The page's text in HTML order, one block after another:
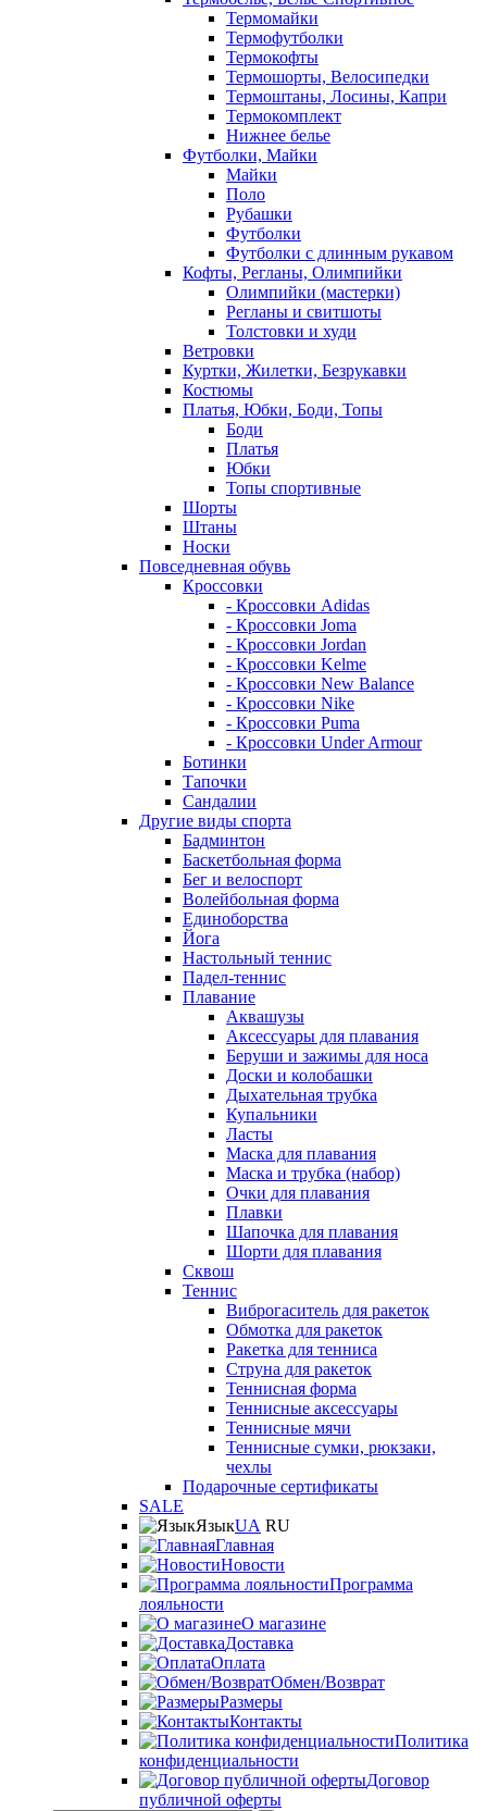
Термомайки
Термофутболки
Термокофты
Термошорты, Велосипедки
Термоштаны, Лосины, Капри
Термокомплект
Нижнее белье
Футболки, Майки
Майки
Поло
Рубашки
Футболки
Футболки с длинным рукавом
Кофты, Регланы, Олимпийки
Олимпийки (мастерки)
Регланы и свитшоты
Толстовки и худи
Ветровки
Куртки, Жилетки, Безрукавки
Костюмы
Платья, Юбки, Боди, Топы
Боди
Платья
Юбки
Топы спортивные
Шорты
Штаны
Носки
Повседневная обувь
Кроссовки
- Кроссовки Adidas
- Кроссовки Joma
- Кроссовки Jordan
- Кроссовки Kelme
- Кроссовки New Balance
- Кроссовки Nike
- Кроссовки Puma
- Кроссовки Under Armour
Ботинки
Тапочки
Сандалии
Другие виды спорта
Бадминтон
Баскетбольная форма
Бег и велоспорт
Волейбольная форма
Единоборства
Йога
Настольный теннис
Падел-теннис
Плавание
Аквашузы
Аксессуары для плавания
Беруши и зажимы для носа
Доски и колобашки
Дыхательная трубка
Купальники
Ласты
Маска для плавания
Маска и трубка (набор)
Очки для плавания
Плавки
Шапочка для плавания
Шорти для плавания
Сквош
Теннис
Виброгаситель для ракеток
Обмотка для ракеток
Ракетка для тенниса
Струна для ракеток
Теннисная форма
Теннисные аксессуары
Теннисные мячи
Теннисные сумки, рюкзаки,
чехлы
Подарочные сертификаты
SALE
ЯзыкUA RU
Главная
Новости
Программа
лояльности
О магазине
Доставка
Оплата
Обмен/Возврат
Размеры
Контакты
Политика
конфиденциальности
Договор
публичной оферты